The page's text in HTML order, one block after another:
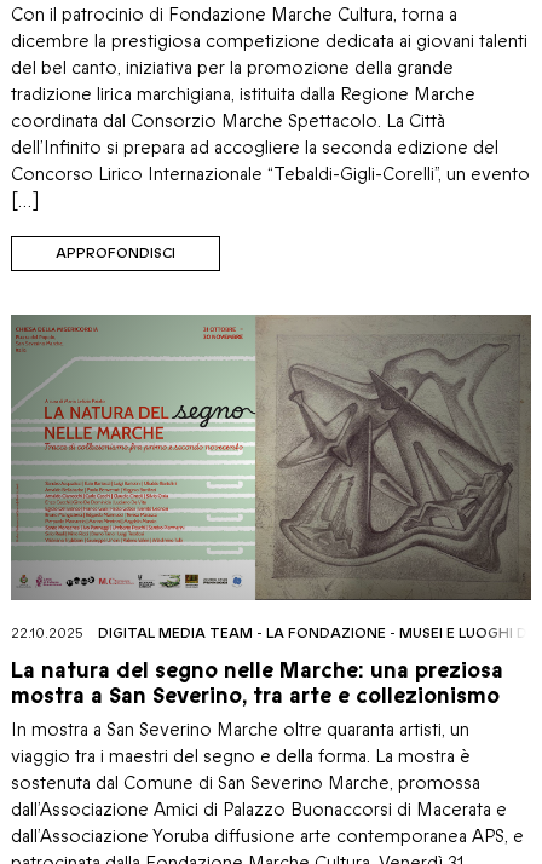
Con il patrocinio di Fondazione Marche Cultura, torna a
dicembre la prestigiosa competizione dedicata ai giovani talenti
del bel canto, iniziativa per la promozione della grande
tradizione lirica marchigiana, istituita dalla Regione Marche
coordinata dal Consorzio Marche Spettacolo. La Città
dell’Infinito si prepara ad accogliere la seconda edizione del
Concorso Lirico Internazionale “Tebaldi-Gigli-Corelli”, un evento
[…]
APPROFONDISCI
22.10.2025 DIGITAL MEDIA TEAM - LA FONDAZIONE - MUSEI E LUOGHI
La natura del segno nelle Marche: una preziosa
mostra a San Severino, tra arte e collezionismo
In mostra a San Severino Marche oltre quaranta artisti, un
viaggio tra i maestri del segno e della forma. La mostra è
sostenuta dal Comune di San Severino Marche, promossa
dall’Associazione Amici di Palazzo Buonaccorsi di Macerata e
dall’Associazione Yoruba diffusione arte contemporanea APS, e